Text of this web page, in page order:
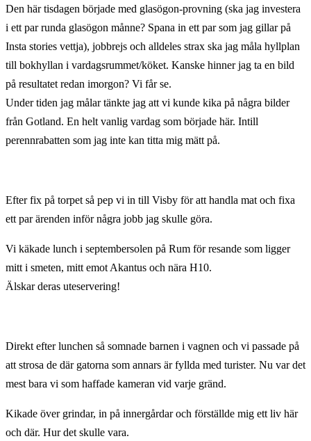
Den här tisdagen började med glasögon-provning (ska jag investera
i ett par runda glasögon månne? Spana in ett par som jag gillar på
Insta stories vettja), jobbrejs och alldeles strax ska jag måla hyllplan
till bokhyllan i vardagsrummet/köket. Kanske hinner jag ta en bild
på resultatet redan imorgon? Vi får se.
Under tiden jag målar tänkte jag att vi kunde kika på några bilder
från Gotland. En helt vanlig vardag som började här. Intill
perennrabatten som jag inte kan titta mig mätt på.
Efter fix på torpet så pep vi in till Visby för att handla mat och fixa
ett par ärenden inför några jobb jag skulle göra.
Vi käkade lunch i septembersolen på Rum för resande som ligger
mitt i smeten, mitt emot Akantus och nära H10.
Älskar deras uteservering!
Direkt efter lunchen så somnade barnen i vagnen och vi passade på
att strosa de där gatorna som annars är fyllda med turister. Nu var det
mest bara vi som haffade kameran vid varje gränd.
Kikade över grindar, in på innergårdar och förställde mig ett liv här
och där. Hur det skulle vara.